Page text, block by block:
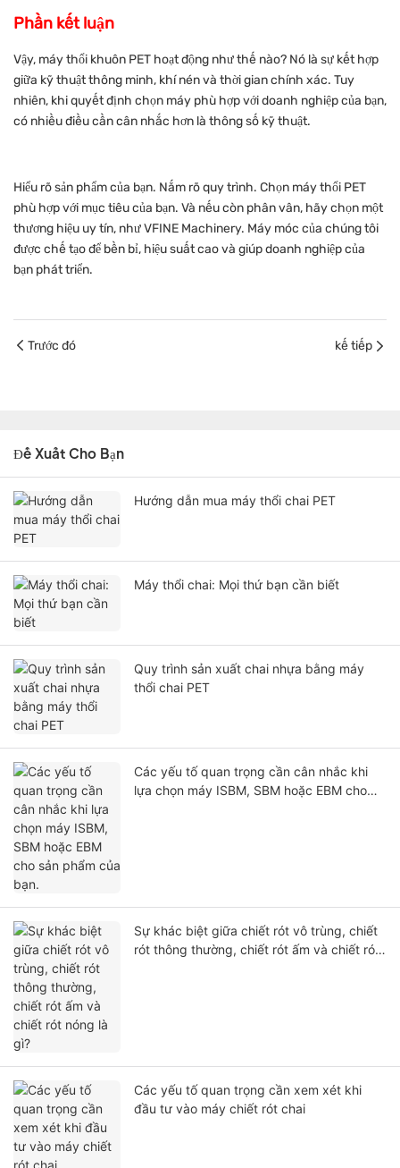
Phần kết luận
Vậy, máy thổi khuôn PET hoạt động như thế nào? Nó là sự kết hợp
giữa kỹ thuật thông minh, khí nén và thời gian chính xác. Tuy
nhiên, khi quyết định chọn máy phù hợp với doanh nghiệp của bạn,
có nhiều điều cần cân nhắc hơn là thông số kỹ thuật.
Hiểu rõ sản phẩm của bạn. Nắm rõ quy trình. Chọn máy thổi PET
phù hợp với mục tiêu của bạn. Và nếu còn phân vân, hãy chọn một
thương hiệu uy tín, như VFINE Machinery. Máy móc của chúng tôi
được chế tạo để bền bỉ, hiệu suất cao và giúp doanh nghiệp của
bạn phát triển.
Trước đó kế tiếp
Đề Xuất Cho Bạn
Hướng dẫn mua máy thổi chai PET
Máy thổi chai: Mọi thứ bạn cần biết
Quy trình sản xuất chai nhựa bằng máy
thổi chai PET
Các yếu tố quan trọng cần cân nhắc khi
lựa chọn máy ISBM, SBM hoặc EBM cho
Sự khác biệt giữa chiết rót vô trùng, chiết
rót thông thường, chiết rót ấm và chiết rót
Các yếu tố quan trọng cần xem xét khi
đầu tư vào máy chiết rót chai